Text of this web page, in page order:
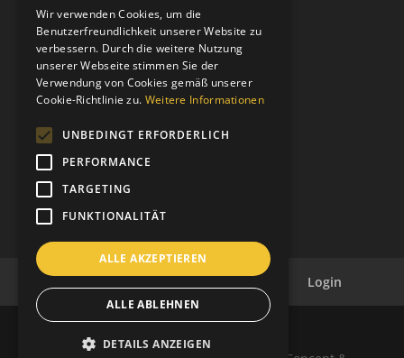
IBAN: IT39C0811258591000303200680
SWIFT-BIC: RZSBIT21101
Distrikt 108TA1
Clubcode: 21064
Homologiert am 12-03-1957
Charternight am 19-10-1957
Patenclub: Bolzano Bozen Host
Datenschutz Impressum Cookies Login
Wir verwenden Cookies, um die
Benutzerfreundlichkeit unserer Website zu
verbessern. Durch die weitere Nutzung
unserer Webseite stimmen Sie der
Verwendung von Cookies gemäß unserer
Cookie-Richtlinie zu. Weitere Informationen
UNBEDINGT ERFORDERLICH
PERFORMANCE
TARGETING
FUNKTIONALITÄT
ALLE AKZEPTIEREN
ALLE ABLEHNEN
DETAILS ANZEIGEN